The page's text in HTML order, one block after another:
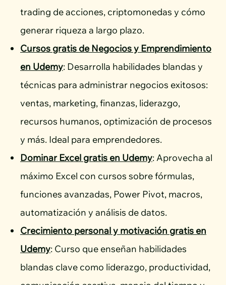
trading de acciones, criptomonedas y cómo
generar riqueza a largo plazo.
Cursos gratis de Negocios y Emprendimiento
en Udemy: Desarrolla habilidades blandas y
técnicas para administrar negocios exitosos:
ventas, marketing, finanzas, liderazgo,
recursos humanos, optimización de procesos
y más. Ideal para emprendedores.
Dominar Excel gratis en Udemy: Aprovecha al
máximo Excel con cursos sobre fórmulas,
funciones avanzadas, Power Pivot, macros,
automatización y análisis de datos.
Crecimiento personal y motivación gratis en
Udemy: Curso que enseñan habilidades
blandas clave como liderazgo, productividad,